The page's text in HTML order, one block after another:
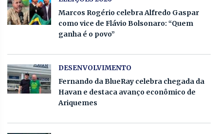
Marcos Rogério celebra Alfredo Gaspar
como vice de Flávio Bolsonaro: “Quem
ganha é o povo”
DESENVOLVIMENTO
Fernando da BlueRay celebra chegada da
Havan e destaca avanço econômico de
Ariquemes